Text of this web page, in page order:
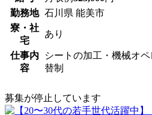
勤務地 石川県 能美市
寮・社
宅
あり
仕事内
容
シートの加工・機械オ
替制
募集が停止しています